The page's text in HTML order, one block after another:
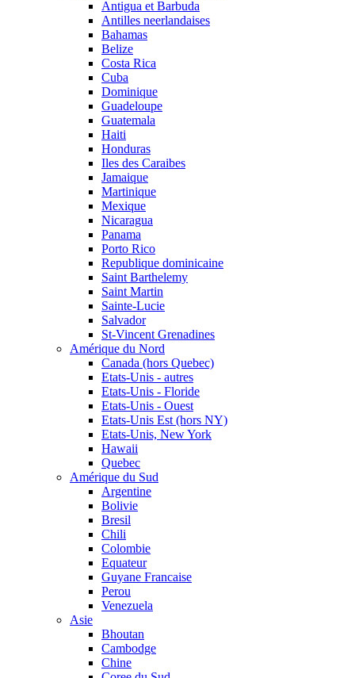
Antigua et Barbuda
Antilles neerlandaises
Bahamas
Belize
Costa Rica
Cuba
Dominique
Guadeloupe
Guatemala
Haiti
Honduras
Iles des Caraibes
Jamaique
Martinique
Mexique
Nicaragua
Panama
Porto Rico
Republique dominicaine
Saint Barthelemy
Saint Martin
Sainte-Lucie
Salvador
St-Vincent Grenadines
Amérique du Nord
Canada (hors Quebec)
Etats-Unis - autres
Etats-Unis - Floride
Etats-Unis - Ouest
Etats-Unis Est (hors NY)
Etats-Unis, New York
Hawaii
Quebec
Amérique du Sud
Argentine
Bolivie
Bresil
Chili
Colombie
Equateur
Guyane Francaise
Perou
Venezuela
Asie
Bhoutan
Cambodge
Chine